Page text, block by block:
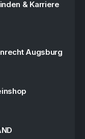
& Karriere
Augsburg